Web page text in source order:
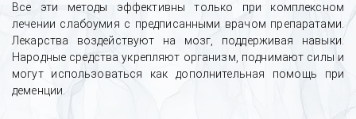
Все эти методы эффективны только при комплексном
лечении слабоумия с предписанными врачом препаратами.
Лекарства воздействуют на мозг, поддерживая навыки.
Народные средства укрепляют организм, поднимают силы и
могут использоваться как дополнительная помощь при
деменции.